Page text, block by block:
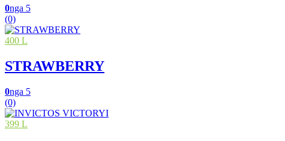
0nga 5
(0)
400 L
STRAWBERRY
0nga 5
(0)
399 L